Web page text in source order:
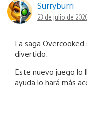
Surryburri
23 de julio de
La saga
divertido.
Este nuevo juego lo
ayuda lo hará más